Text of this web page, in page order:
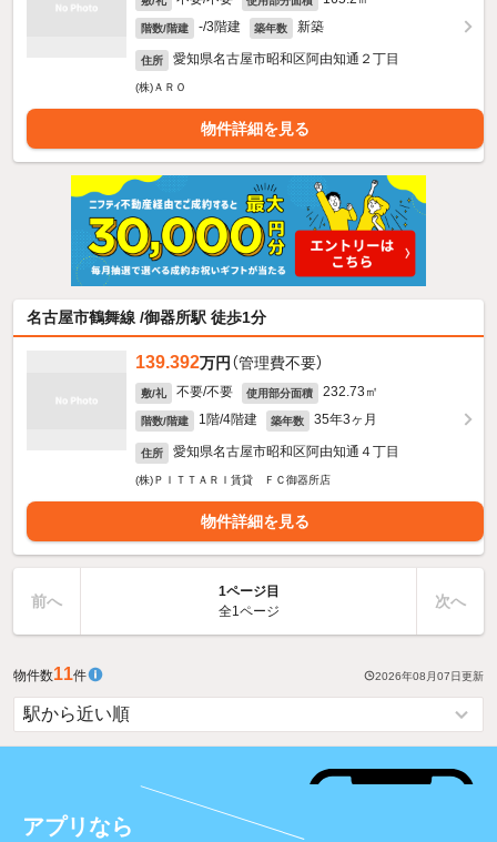
階数/階建 -/3階建 築年数 新築
住所 愛知県名古屋市昭和区阿由知通２丁目
(株)ＡＲＯ
物件詳細を見る
名古屋市鶴舞線 /御器所駅 徒歩1分
139.392万円 （管理費不要）
敷/礼 不要/不要 使用部分面積 232.73㎡
階数/階建 1階/4階建 築年数 35年3ヶ月
住所 愛知県名古屋市昭和区阿由知通４丁目
(株)ＰＩＴＴＡＲＩ賃貸 ＦＣ御器所店
物件詳細を見る
前へ
1ページ目
全1ページ
次へ
物件数11件 2026年08月07日更新
アプリなら